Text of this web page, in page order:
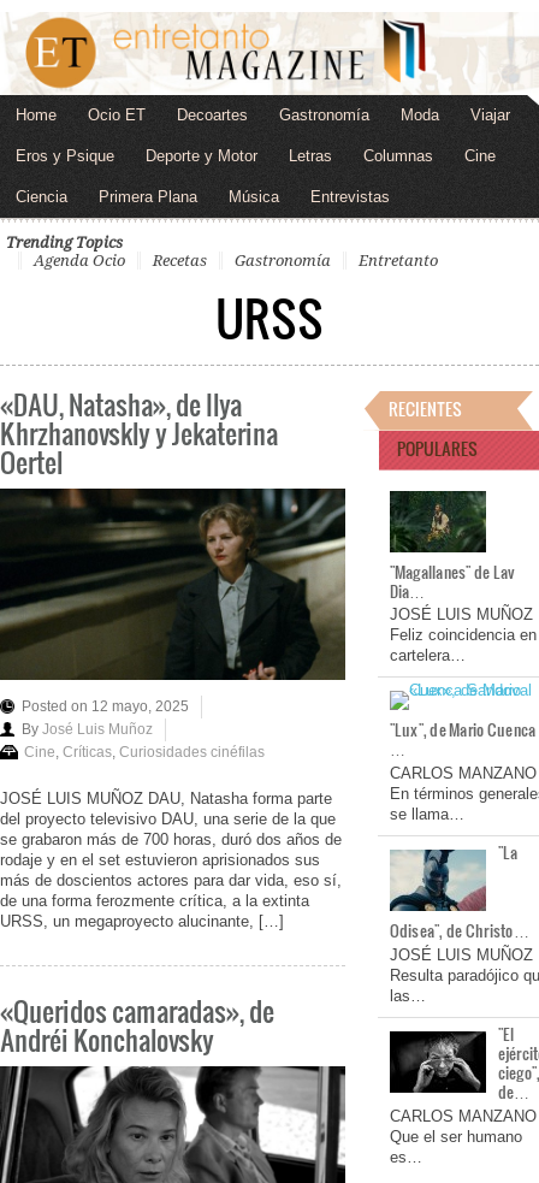
Home Ocio ET Decoartes Gastronomía Moda Viajar
Eros y Psique Deporte y Motor Letras Columnas Cine
Ciencia Primera Plana Música Entrevistas
Trending Topics
Agenda Ocio
Recetas Gastronomía Entretanto
URSS
«DAU, Natasha», de Ilya
Khrzhanovskly y Jekaterina
Oertel
Posted on 12 mayo, 2025
By José Luis Muñoz
Cine, Críticas, Curiosidades cinéfilas
JOSÉ LUIS MUÑOZ DAU, Natasha forma parte
del proyecto televisivo DAU, una serie de la que
se grabaron más de 700 horas, duró dos años de
rodaje y en el set estuvieron aprisionados sus
más de doscientos actores para dar vida, eso sí,
de una forma ferozmente crítica, a la extinta
URSS, un megaproyecto alucinante, […]
«Queridos camaradas», de
Andréi Konchalovsky
RECIENTES
POPULARES
"Magallanes" de Lav
Dia…
JOSÉ LUIS MUÑOZ
Feliz coincidencia en
cartelera…
"Lux", de Mario Cuenca
…
CARLOS MANZANO
En términos
se llama…
"La
Odisea", de Christo…
JOSÉ LUIS MUÑOZ
Resulta paradójico
las…
"El
de…
CARLOS MANZANO
Que el ser humano
es…